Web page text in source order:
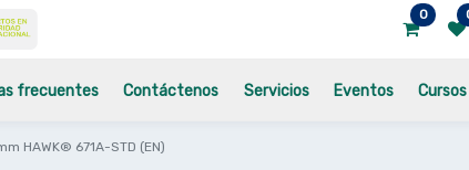
0
frecuentes Contáctenos Servicios Eventos Cursos
HAWK® 671A-STD (EN)